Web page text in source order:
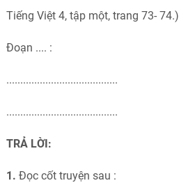
Tiếng Việt 4, tập một, trang 73- 74.)
Đoạn .... :
........................................
........................................
TRẢ LỜI:
1. Đọc cốt truyện sau :